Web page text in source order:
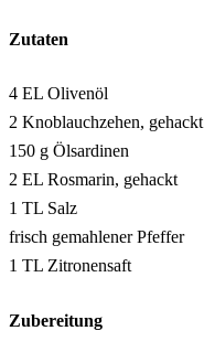
Zutaten
4 EL Olivenöl
2 Knoblauchzehen, gehackt
150 g Ölsardinen
2 EL Rosmarin, gehackt
1 TL Salz
frisch gemahlener Pfeffer
1 TL Zitronensaft
Zubereitung